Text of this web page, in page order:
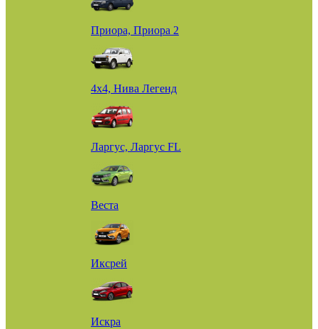
Приора, Приора 2
4х4, Нива Легенд
Ларгус, Ларгус FL
Веста
Иксрей
Искра